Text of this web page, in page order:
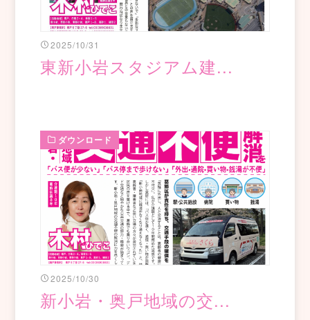
2025/10/31
東新小岩スタジアム建...
ダウンロード
2025/10/30
新小岩・奥戸地域の交...